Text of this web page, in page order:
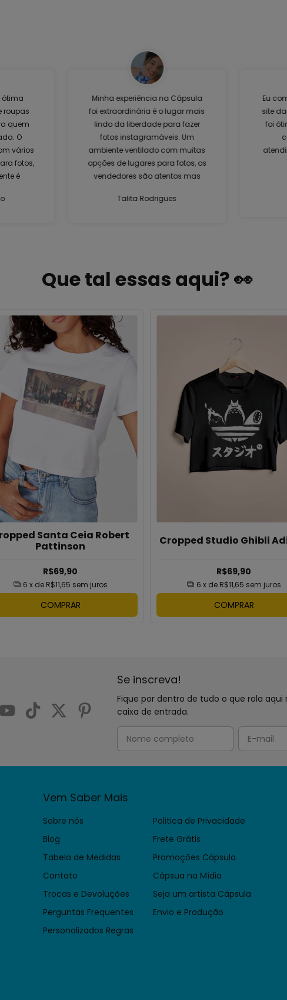
ótima
roupas
quem
O
vários
fotos,
é
Minha experiência na Cápsula
foi extraordinária é o lugar mais
lindo da liberdade para fazer
fotos instagramáveis. Um
ambiente ventilado com muitas
opções de lugares para fotos, os
vendedores são atentos mas
Amei, voltarei mais vezes para
Talita Rodrigues
Eu
site
foi
Que tal essas aqui? 👀
Santa Ceia Robert
Pattinson
R$69,90
6 x de R$11,65 sem juros
COMPRAR
Cropped Studio Ghibli
R$69,90
6 x de R$11,65 sem juros
COMPRAR
Se inscreva!
Fique por dentro de tudo o que rola
caixa de entrada.
Vem Saber Mais
Sobre nós
Blog
Tabela de Medidas
Contato
Trocas e Devoluções
Perguntas Frequentes
Personalizados Regras
Politica de Privacidade
Frete Grátis
Promoções Cápsula
Cápsua na Mídia
Seja um artista Cápsula
Envio e Produção